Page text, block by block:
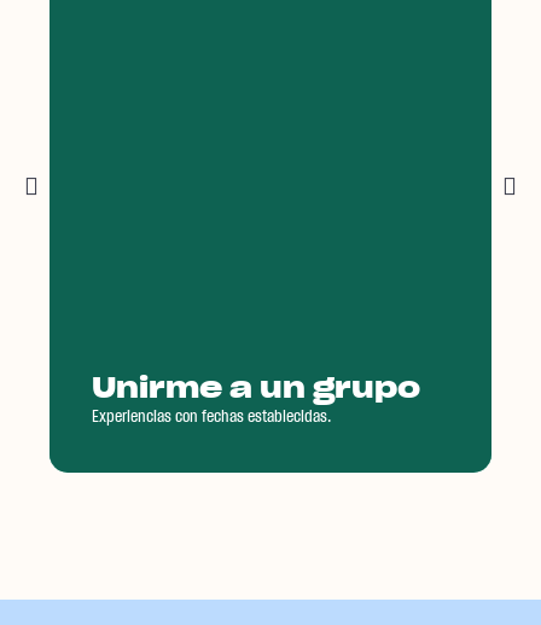
Unirme a un grupo
Experiencias con fechas establecidas.